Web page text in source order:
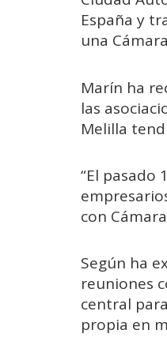
España y
una
Marín ha
las
Melilla
“El pasado
con
Según ha
reuniones
central
propia en